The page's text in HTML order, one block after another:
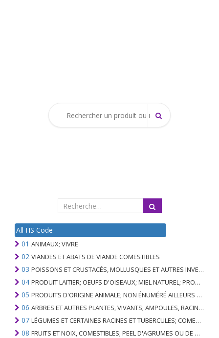
All HS Code
01 ANIMAUX; VIVRE
02 VIANDES ET ABATS DE VIANDE COMESTIBLES
03 POISSONS ET CRUSTACÉS, MOLLUSQUES ET AUTRES INVERTÉBRÉS AQUATIQUES
04 PRODUIT LAITIER; OEUFS D'OISEAUX; MIEL NATUREL; PRODUITS COMESTIBLES D'ORIGINE ANIMALE, NON ÉNUMÉRÉS AILLEURS OU INCLUS
05 PRODUITS D'ORIGINE ANIMALE; NON ÉNUMÉRÉ AILLEURS OU INCLUS
06 ARBRES ET AUTRES PLANTES, VIVANTS; AMPOULES, RACINES ET ANALOGUES; FLEURS COUPEES ET FEUILLAGE ORNEMENTAL
07 LÉGUMES ET CERTAINES RACINES ET TUBERCULES; COMESTIBLE
08 FRUITS ET NOIX, COMESTIBLES; PEEL D'AGRUMES OU DE MELONS